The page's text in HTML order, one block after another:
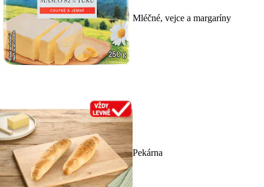
Mléčné, vejce a margaríny
Pekárna